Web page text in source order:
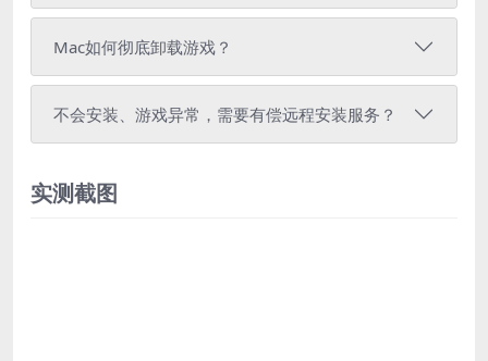
Mac如何彻底卸载游戏？
不会安装、游戏异常，需要有偿远程安装服务？
实测截图